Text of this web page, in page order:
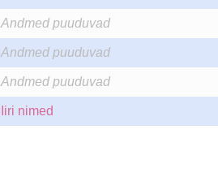
Andmed puuduvad
Andmed puuduvad
Andmed puuduvad
Iiri nimed